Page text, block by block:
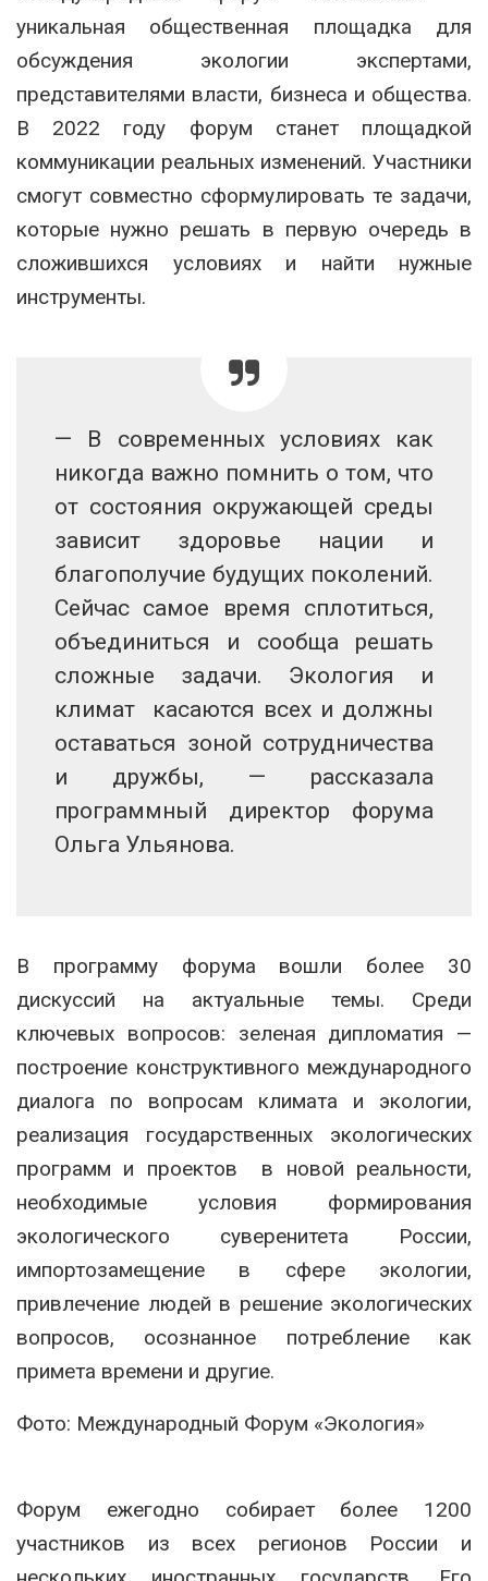
уникальная общественная площадка для
обсуждения экологии экспертами,
представителями власти, бизнеса и общества.
В 2022 году форум станет площадкой
коммуникации реальных изменений. Участники
смогут совместно сформулировать те задачи,
которые нужно решать в первую очередь в
сложившихся условиях и найти нужные
инструменты.
— В современных условиях как
никогда важно помнить о том, что
от состояния окружающей среды
зависит здоровье нации и
благополучие будущих поколений.
Сейчас самое время сплотиться,
объединиться и сообща решать
сложные задачи. Экология и
климат касаются всех и должны
оставаться зоной сотрудничества
и дружбы, — рассказала
программный директор форума
Ольга Ульянова.
В программу форума вошли более 30
дискуссий на актуальные темы. Среди
ключевых вопросов: зеленая дипломатия —
построение конструктивного международного
диалога по вопросам климата и экологии,
реализация государственных экологических
программ и проектов в новой реальности,
необходимые условия формирования
экологического суверенитета России,
импортозамещение в сфере экологии,
привлечение людей в решение экологических
вопросов, осознанное потребление как
примета времени и другие.
Фото: Международный Форум «Экология»
Форум ежегодно собирает более 1200
участников из всех регионов России и